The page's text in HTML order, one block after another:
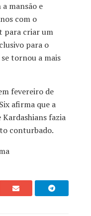
mansão e
com o
para criar um
para o
tornou a mais
fevereiro de
afirma que a
fazia
conturbado.